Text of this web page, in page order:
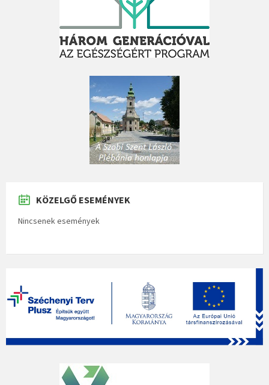
KÖZELGŐ ESEMÉNYEK
Nincsenek események